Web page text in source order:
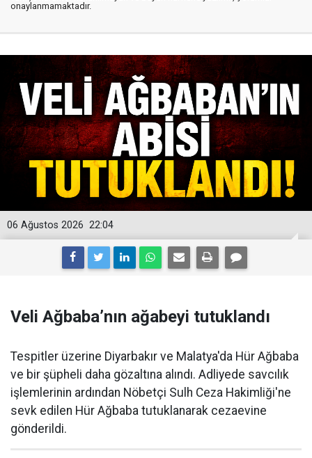
onaylanmamaktadır.
22:04
06 Ağustos 2026
Veli Ağbaba’nın ağabeyi tutuklandı
Tespitler üzerine Diyarbakır ve Malatya'da Hür Ağbaba
ve bir şüpheli daha gözaltına alındı. Adliyede savcılık
işlemlerinin ardından Nöbetçi Sulh Ceza Hakimliği'ne
sevk edilen Hür Ağbaba tutuklanarak cezaevine
gönderildi.